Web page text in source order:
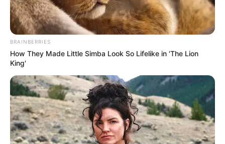
BRAINBERRIES
How They Made Little Simba Look So Lifelike in 'The Lion
King'